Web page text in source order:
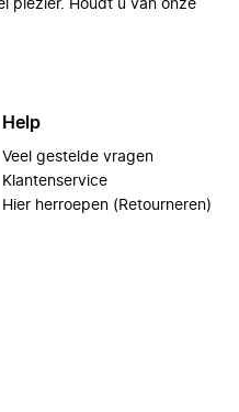
plezier. Houdt u van onze
Help
Veel gestelde vragen
Klantenservice
Hier herroepen (Retourneren)